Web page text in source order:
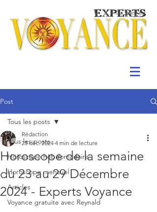
Post
Tous les posts
Horoscope hebdomadaire
Horoscope mensuel
Articles
Voyance gratuite avec Reynald
Tous les posts
Horoscope de la semaine
du 23 au 29 Décembre
2024 - Experts Voyance
Rédaction
23 déc. 2024 4 min de lecture